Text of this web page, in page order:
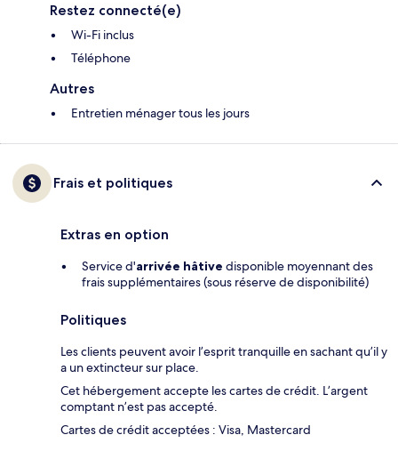
Restez connecté(e)
Wi-Fi inclus
Téléphone
Autres
Entretien ménager tous les jours
Frais et politiques
Extras en option
Service d'arrivée hâtive disponible moyennant des
frais supplémentaires (sous réserve de disponibilité)
Politiques
Les clients peuvent avoir l’esprit tranquille en sachant qu’il y
a un extincteur sur place.
Cet hébergement accepte les cartes de crédit. L’argent
comptant n’est pas accepté.
Cartes de crédit acceptées : Visa, Mastercard